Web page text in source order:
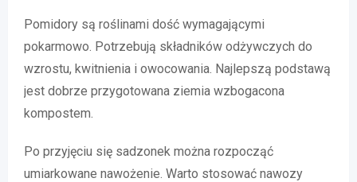
Pomidory są roślinami dość wymagającymi
pokarmowo. Potrzebują składników odżywczych do
wzrostu, kwitnienia i owocowania. Najlepszą podstawą
jest dobrze przygotowana ziemia wzbogacona
kompostem.
Po przyjęciu się sadzonek można rozpocząć
umiarkowane nawożenie. Warto stosować nawozy